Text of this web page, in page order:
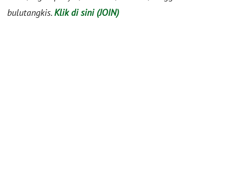
bulutangkis.Klik di sini (JOIN)